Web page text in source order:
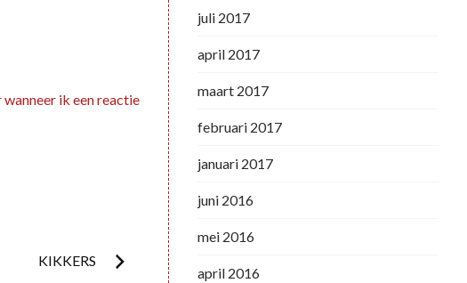
ik een reactie
KIKKERS
juli 2017
april 2017
maart 2017
februari 2017
januari 2017
juni 2016
mei 2016
april 2016